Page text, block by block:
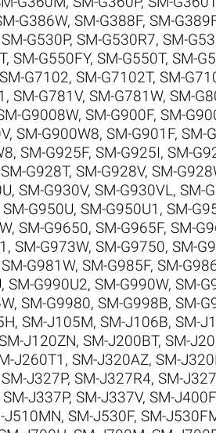
G386W, SM-G388F, SM-
SM-G530P, SM-G530R7, SM-
, SM-G550FY, SM-G550T, SM-
SM-G7102, SM-G7102T, SM-
, SM-G781V, SM-G781W, SM-
G9008W, SM-G900F, SM-
, SM-G900W8, SM-G901F, SM-
, SM-G925F, SM-G925I, SM-
SM-G928T, SM-G928V, SM-
, SM-G930V, SM-G930VL, SM-
SM-G950U, SM-G950U1 , SM-
, SM-G9650, SM-G965F, SM-
, SM-G973W, SM-G9750, SM-
SM-G981W, SM-G985F, SM-
, SM-G990U2, SM-G990W, SM-
, SM-G9980, SM-G998B, SM-
, SM-J105M, SM-J106B, SM-
J120ZN, SM-J200BT, SM-
J260T1 , SM-J320AZ, SM-
SM-J327P, SM-J327R4, SM-
SM-J337P, SM-J337V, SM-J400F
J510MN, SM-J530F, SM-